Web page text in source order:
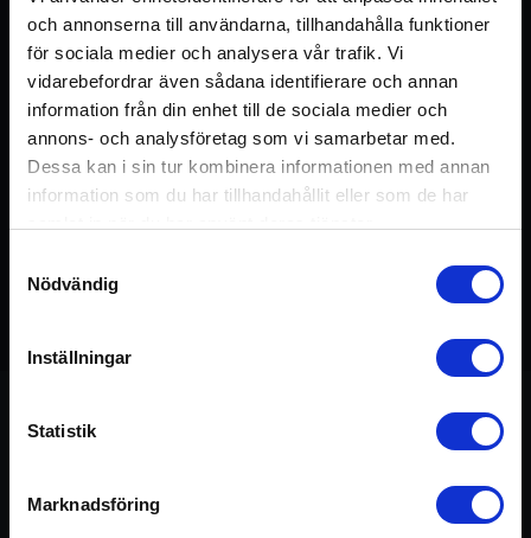
och annonserna till användarna, tillhandahålla funktioner
för sociala medier och analysera vår trafik. Vi
vidarebefordrar även sådana identifierare och annan
information från din enhet till de sociala medier och
annons- och analysföretag som vi samarbetar med.
Dessa kan i sin tur kombinera informationen med annan
information som du har tillhandahållit eller som de har
Nödvändig
Inställningar
Statistik
Marknadsföring